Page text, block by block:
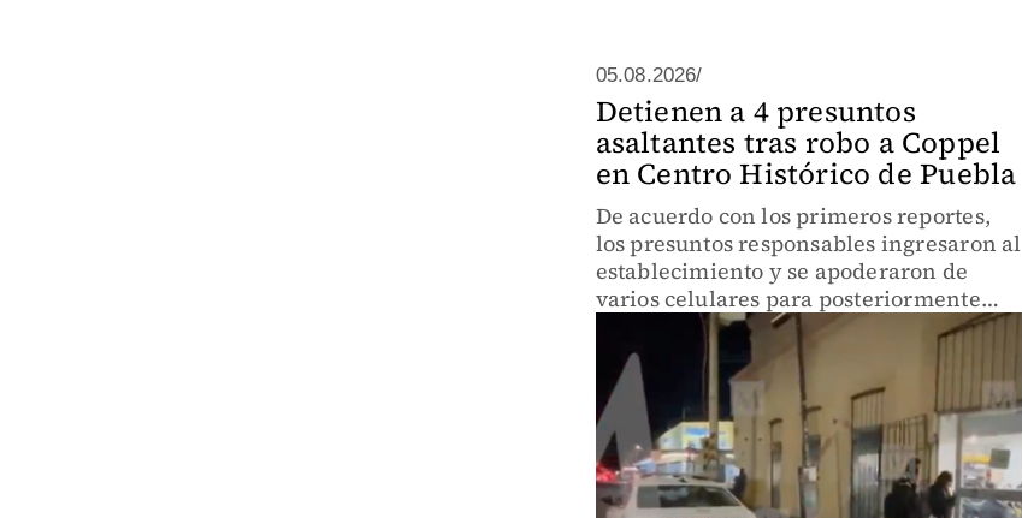
05.08.2026/
Detienen a 4 presuntos
asaltantes tras robo a Coppel
en Centro Histórico de Puebla
De acuerdo con los primeros reportes,
los presuntos responsables ingresaron al
establecimiento y se apoderaron de
varios celulares para posteriormente
huir del lugar.